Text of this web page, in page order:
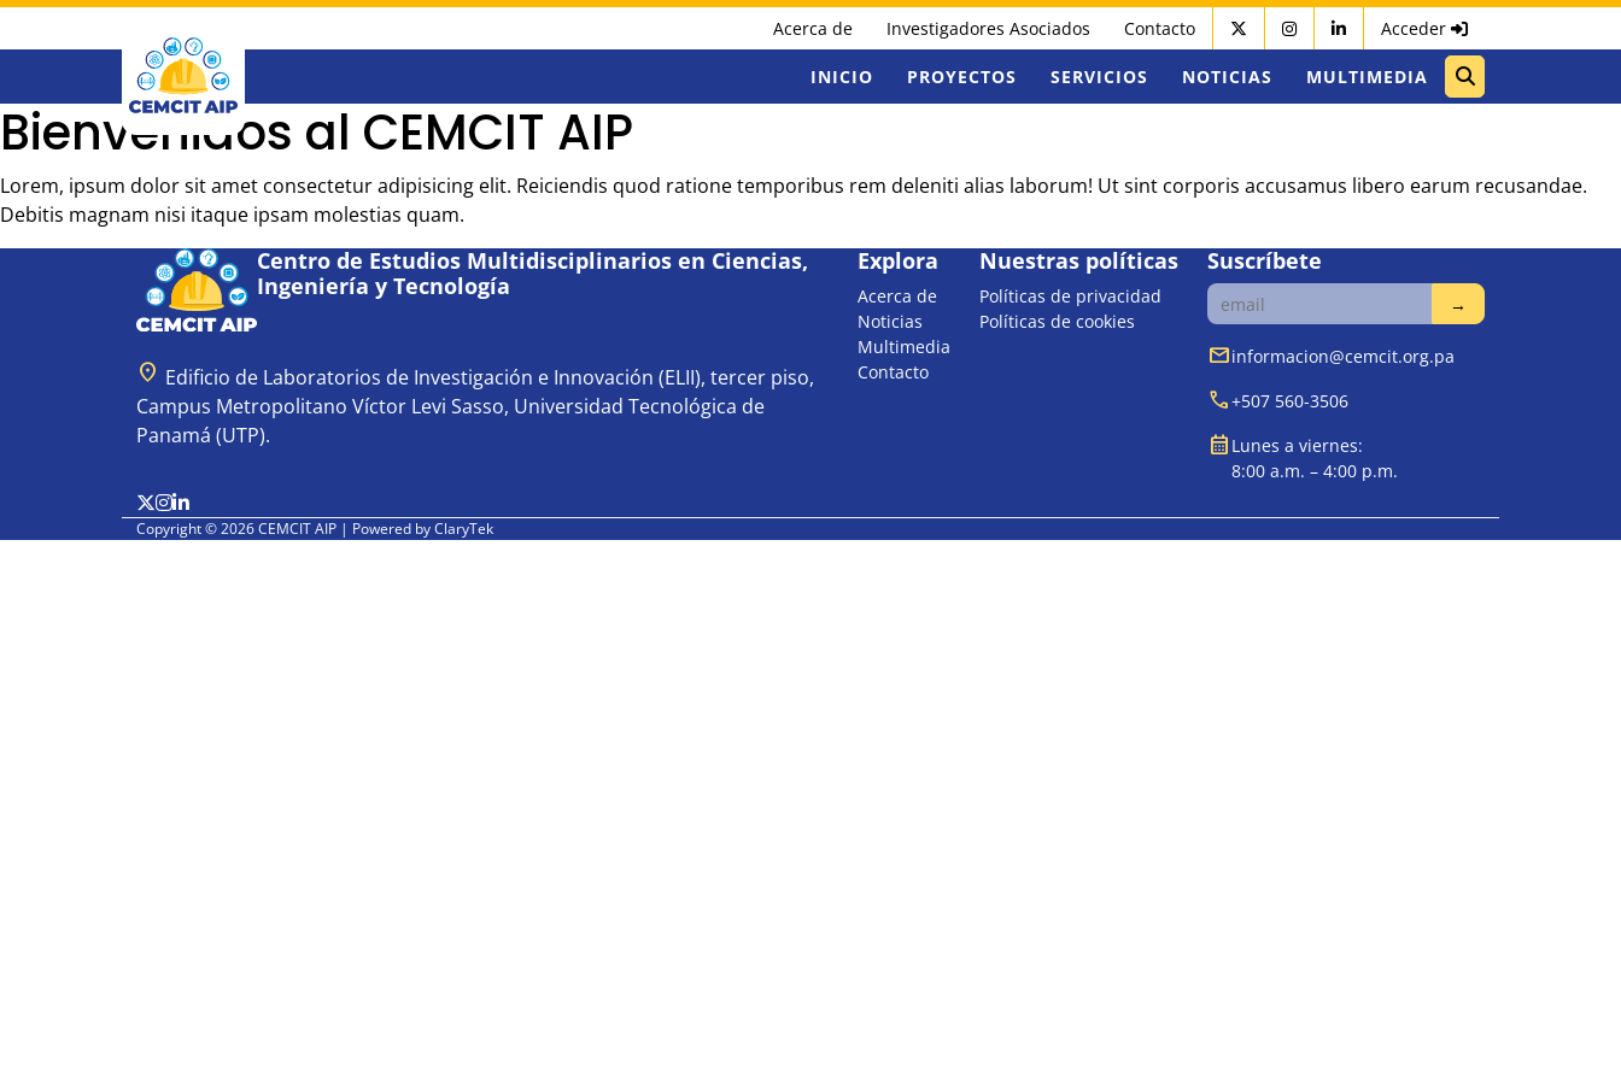
Saltar
principal
Acerca de Investigadores Asociados Contacto Acceder
INICIO PROYECTOS SERVICIOS NOTICIAS MULTIMEDIA
Bienvenidos al CEMCIT AIP
Lorem, ipsum dolor sit amet consectetur adipisicing elit. Reiciendis quod ratione temporibus rem deleniti alias laborum! Ut sint corporis accusamus libero earum recusandae.
Debitis magnam nisi itaque ipsam molestias quam.
Centro de Estudios Multidisciplinarios en Ciencias,
Ingeniería y Tecnología
location_on Edificio de Laboratorios de Investigación e Innovación (ELII), tercer piso,
Campus Metropolitano Víctor Levi Sasso, Universidad Tecnológica de
Panamá (UTP).
Explora
Acerca de
Noticias
Multimedia
Contacto
Nuestras políticas
Políticas de privacidad
Políticas de cookies
Suscríbete
mailinformacion@cemcit.org.pa
call+507 560-3506
calendar_month Lunes a viernes:
8:00 a.m. – 4:00 p.m.
Copyright © 2026 CEMCIT AIP | Powered byClaryTek